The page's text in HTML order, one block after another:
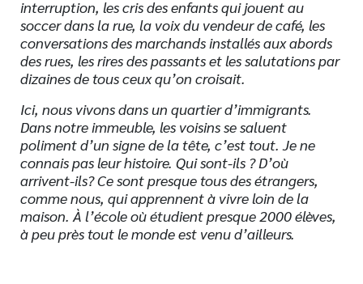
interruption, les cris des enfants qui jouent au
soccer dans la rue, la voix du vendeur de café, les
conversations des marchands installés aux abords
des rues, les rires des passants et les salutations par
dizaines de tous ceux qu’on croisait.
Ici, nous vivons dans un quartier d’immigrants.
Dans notre immeuble, les voisins se saluent
poliment d’un signe de la tête, c’est tout. Je ne
connais pas leur histoire. Qui sont-ils ? D’où
arrivent-ils? Ce sont presque tous des étrangers,
comme nous, qui apprennent à vivre loin de la
maison. À l’école où étudient presque 2000 élèves,
à peu près tout le monde est venu d’ailleurs.